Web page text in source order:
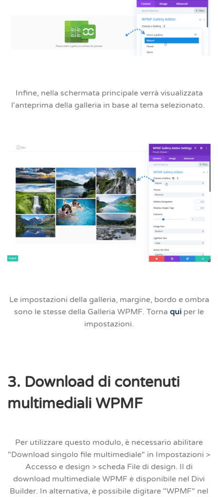
Infine, nella schermata principale verrà visualizzata
l'anteprima della galleria in base al tema selezionato.
Le impostazioni della galleria, margine, bordo e ombra
sono le stesse della Galleria WPMF. Torna qui per le
impostazioni.
3. Download di contenuti
multimediali WPMF
Per utilizzare questo modulo, è necessario abilitare
"Download singolo file multimediale" in Impostazioni >
Accesso e design > scheda File di design. Il di
download multimediale WPMF è disponibile nel Divi
Builder. In alternativa, è possibile digitare "WPMF" nel